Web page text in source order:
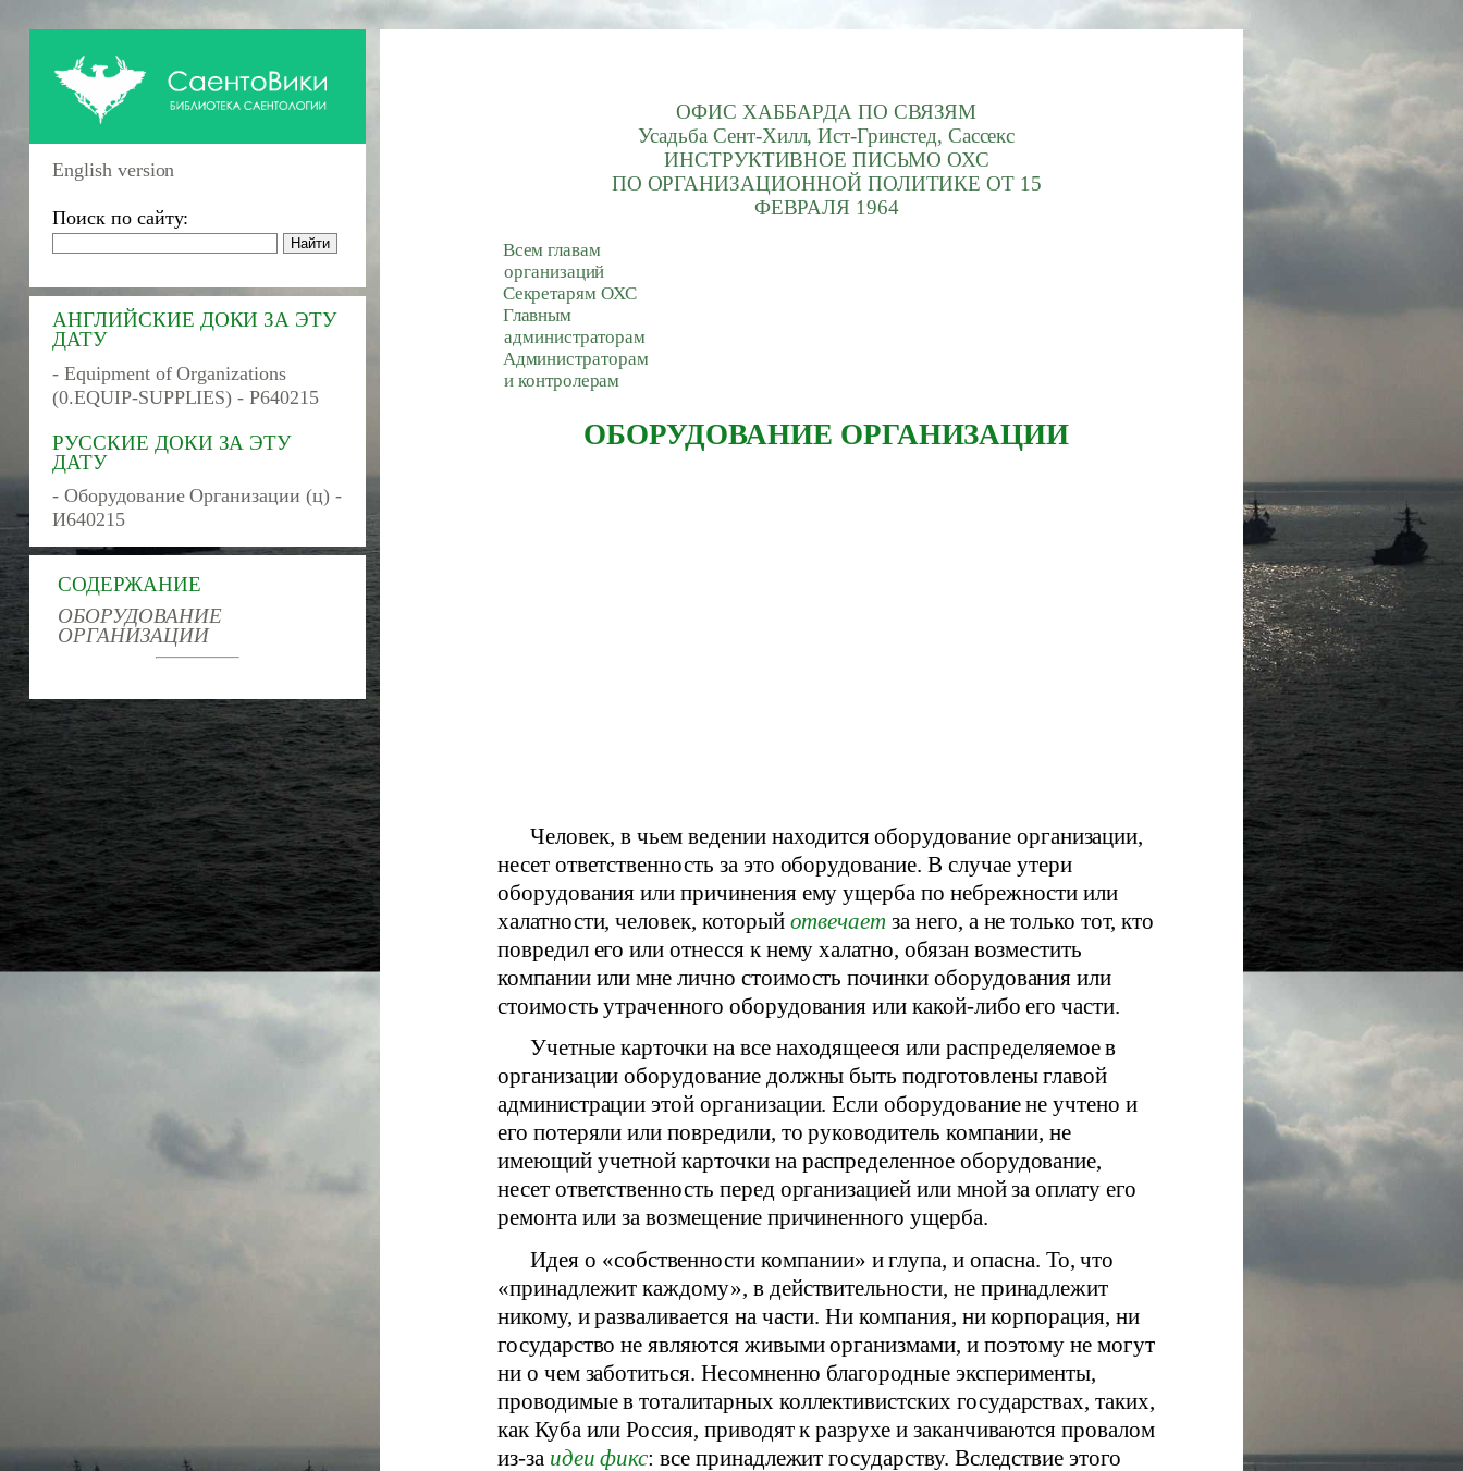
English version
Поиск по сайту:
АНГЛИЙСКИЕ ДОКИ ЗА ЭТУ
ДАТУ
- Equipment of Organizations
(0.EQUIP-SUPPLIES) - P640215
РУССКИЕ ДОКИ ЗА ЭТУ
ДАТУ
- Оборудование Организации (ц) -
И640215
СОДЕРЖАНИЕ
ОБОРУДОВАНИЕ
ОРГАНИЗАЦИИ
ОФИС ХАББАРДА ПО СВЯЗЯМ
Усадьба Сент-Хилл, Ист-Гринстед, Сассекс
ИНСТРУКТИВНОЕ ПИСЬМО ОХС
ПО ОРГАНИЗАЦИОННОЙ ПОЛИТИКЕ ОТ 15
ФЕВРАЛЯ 1964
Всем главам
организаций
Секретарям ОХС
Главным
администраторам
Администраторам
и контролерам
ОБОРУДОВАНИЕ ОРГАНИЗАЦИИ
Человек, в чьем ведении находится оборудование организации,
несет ответственность за это оборудование. В случае утери
оборудования или причинения ему ущерба по небрежности или
халатности, человек, который отвечает за него, а не только тот, кто
повредил его или отнесся к нему халатно, обязан возместить
компании или мне лично стоимость починки оборудования или
стоимость утраченного оборудования или какой-либо его части.
Учетные карточки на все находящееся или распределяемое в
организации оборудование должны быть подготовлены главой
администрации этой организации. Если оборудование не учтено и
его потеряли или повредили, то руководитель компании, не
имеющий учетной карточки на распределенное оборудование,
несет ответственность перед организацией или мной за оплату его
ремонта или за возмещение причиненного ущерба.
Идея о «собственности компании» и глупа, и опасна. То, что
«принадлежит каждому», в действительности, не принадлежит
никому, и разваливается на части. Ни компания, ни корпорация, ни
государство не являются живыми организмами, и поэтому не могут
ни о чем заботиться. Несомненно благородные эксперименты,
проводимые в тоталитарных коллективистских государствах, таких,
как Куба или Россия, приводят к разрухе и заканчиваются провалом
из-за идеи фикс: все принадлежит государству. Вследствие этого